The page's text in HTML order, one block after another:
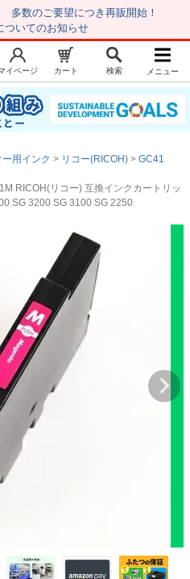
多数のご要望につき再販開始！
ついてのお知らせ
マイページ
お気に入り
レビュー履歴
イページ カート 検索 メニュー
用インク リコー(RICOH)
GC41
RICOH(リコー) 互換インクカートリッ
SG 3200 SG 3100 SG 2250